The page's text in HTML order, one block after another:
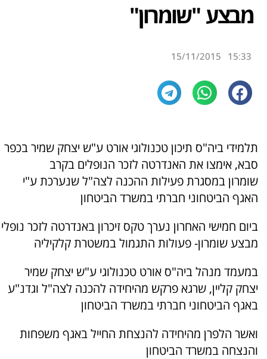
מבצע "שומרון"
15:33
15/11/2015
תלמידי ביה"ס תיכון טכנולוגי אורט ע"ש יצחק שמיר בכפר
סבא, אימצו את האנדרטה לזכר הנופלים בקרב
שומרון במסגרת פעילות ההכנה לצה"ל שנערכת ע"י
האגף הביטחוני חברתי במשרד הביטחון
ביום חמישי האחרון נערך טקס זיכרון באנדרטה לזכר נופלי
מבצע שומרון- פעולות התגמול במשטרת קלקיליה
במעמד מנהל ביה"ס אורט טכנולוגי ע"ש יצחק שמיר
יצחק קליין, שרגא פרקש מהיחידה להכנה לצה"ל וגדנ"ע
באגף הביטחוני חברתי במשרד הביטחון
ואשר הלפרן מהיחידה להנצחת החייל באגף משפחות
והנצחה במשרד הביטחון